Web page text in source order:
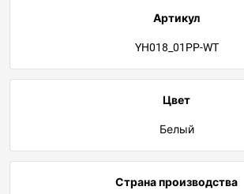
Артикул
YH018_01PP-WT
Цвет
Белый
Страна производства